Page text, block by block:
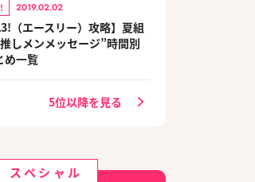
2019.02.02
（エースリー）攻略】夏組
しメンメッセージ”時間別
め一覧
5位以降を見る
スペシャル